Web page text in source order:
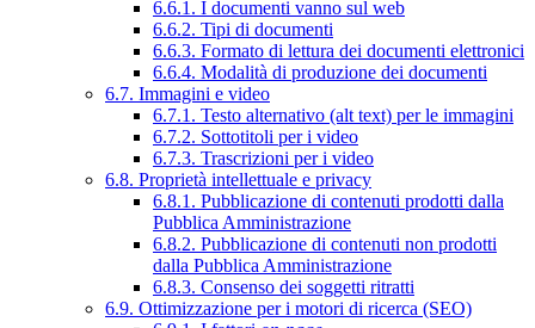
6.6.1. I documenti vanno sul web
6.6.2. Tipi di documenti
6.6.3. Formato di lettura dei documenti elettronici
6.6.4. Modalità di produzione dei documenti
6.7. Immagini e video
6.7.1. Testo alternativo (alt text) per le immagini
6.7.2. Sottotitoli per i video
6.7.3. Trascrizioni per i video
6.8. Proprietà intellettuale e privacy
6.8.1. Pubblicazione di contenuti prodotti dalla
Pubblica Amministrazione
6.8.2. Pubblicazione di contenuti non prodotti
dalla Pubblica Amministrazione
6.8.3. Consenso dei soggetti ritratti
6.9. Ottimizzazione per i motori di ricerca (SEO)